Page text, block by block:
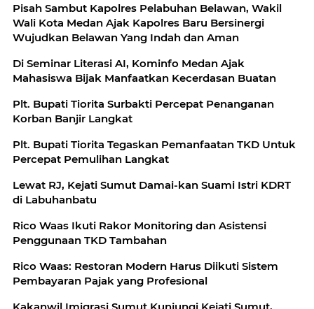
Pisah Sambut Kapolres Pelabuhan Belawan, Wakil
Wali Kota Medan Ajak Kapolres Baru Bersinergi
Wujudkan Belawan Yang Indah dan Aman
Di Seminar Literasi AI, Kominfo Medan Ajak
Mahasiswa Bijak Manfaatkan Kecerdasan Buatan
Plt. Bupati Tiorita Surbakti Percepat Penanganan
Korban Banjir Langkat
Plt. Bupati Tiorita Tegaskan Pemanfaatan TKD Untuk
Percepat Pemulihan Langkat
Lewat RJ, Kejati Sumut Damai-kan Suami Istri KDRT
di Labuhanbatu
Rico Waas Ikuti Rakor Monitoring dan Asistensi
Penggunaan TKD Tambahan
Rico Waas: Restoran Modern Harus Diikuti Sistem
Pembayaran Pajak yang Profesional